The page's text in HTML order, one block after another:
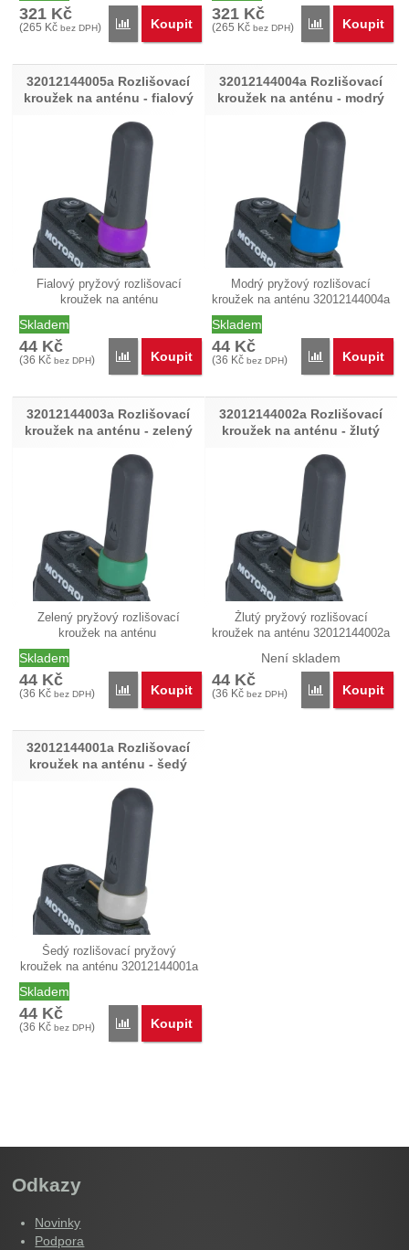
321 Kč
(265 Kč bez DPH) Přidat 'PMAD4118 Anténa Helical GPS/VHF 152-
Koupit
321 Kč
(265 Kč bez DPH) Přidat
Koupit
32012144005a Rozlišovací
kroužek na anténu - fialový
Fialový pryžový rozlišovací
kroužek na anténu
32012144005a…
Skladem
44 Kč
(36 Kč bez DPH) Přidat '32012144005a Rozlišovací kroužek na
Koupit
32012144004a Rozlišovací
kroužek na anténu - modrý
Modrý pryžový rozlišovací
kroužek na anténu 32012144004a
Skladem
44 Kč
(36 Kč bez DPH) PřidatKoupit
32012144003a Rozlišovací
kroužek na anténu - zelený
Zelený pryžový rozlišovací
kroužek na anténu
32012144003a…
Skladem
44 Kč
(36 Kč bez DPH) Přidat '32012144003a Rozlišovací kroužek na
Koupit
32012144002a Rozlišovací
kroužek na anténu - žlutý
Žlutý pryžový rozlišovací
kroužek na anténu 32012144002a
Není skladem
44 Kč
(36 Kč bez DPH) PřidatKoupit
32012144001a Rozlišovací
kroužek na anténu - šedý
Šedý rozlišovací pryžový
kroužek na anténu 32012144001a
Skladem
44 Kč
(36 Kč bez DPH) Přidat '32012144001a Rozlišovací kroužek na
Koupit
Odkazy
Novinky
Podpora